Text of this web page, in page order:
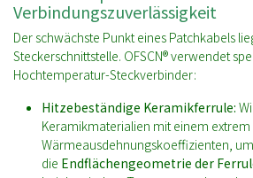
Verbindungszuverlässigkeit
Der schwächste Punkt eines Patchkabels
Steckerschnittstelle. OFSCN® verwendet
Hochtemperatur-Steckverbinder:
Hitzebeständige Keramikferrule:
Keramikmaterialien mit einem
Wärmeausdehnungskoeffizienten,
die Endflächengeometrie der